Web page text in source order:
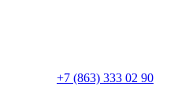
+7 (863) 333 02 90